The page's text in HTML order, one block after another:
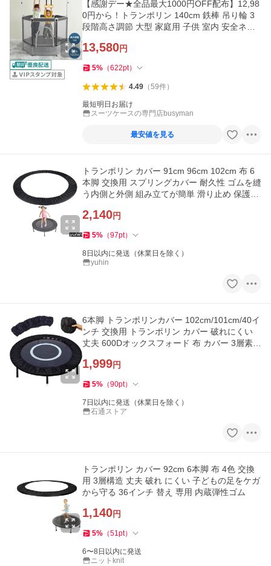
【感謝デー★全品最大1000円OFF配布】12,98
0円から！トランポリン 140cm 鉄棒 吊り輪 3
段階高さ調節 大型 家庭用 子供 室内 安全ネッ
13,580円
5% （622pt）
4.49（59件）
最短明日お届け
スーツケースの専門店busyman
最安値を見る
トランポリン カバー 91cm 96cm 102cm 布 6
本脚 交換用 スプリングカバー 耐久性 ゴムを縫
う内側と外側 組み立てが簡単 滑り止め 保護カ
2,140円
5% （97pt）
8日以内に発送（休業日を除く）
yuhin
6本脚 トランポリンカバー 102cm/101cm/40イ
ンチ 交換用 トランポリン カバー 破れにくい
丈夫 600Dオックスフォード 布 カバー 3層素材
1,999円
5% （90pt）
7日以内に発送（休業日を除く）
石通ストア
トランポリン カバー 92cm 6本脚 布 4色 交換
用 3層構造 丈夫 破れ にくい 子どもの足をケガ
から守る 36インチ 替え 専用 内蔵弾性ゴム
1,140円
5% （51pt）
6〜8日以内に発送
ニットknit